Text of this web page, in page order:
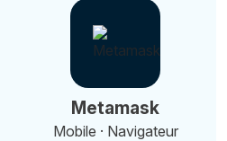
Metamask
Mobile · Navigateur